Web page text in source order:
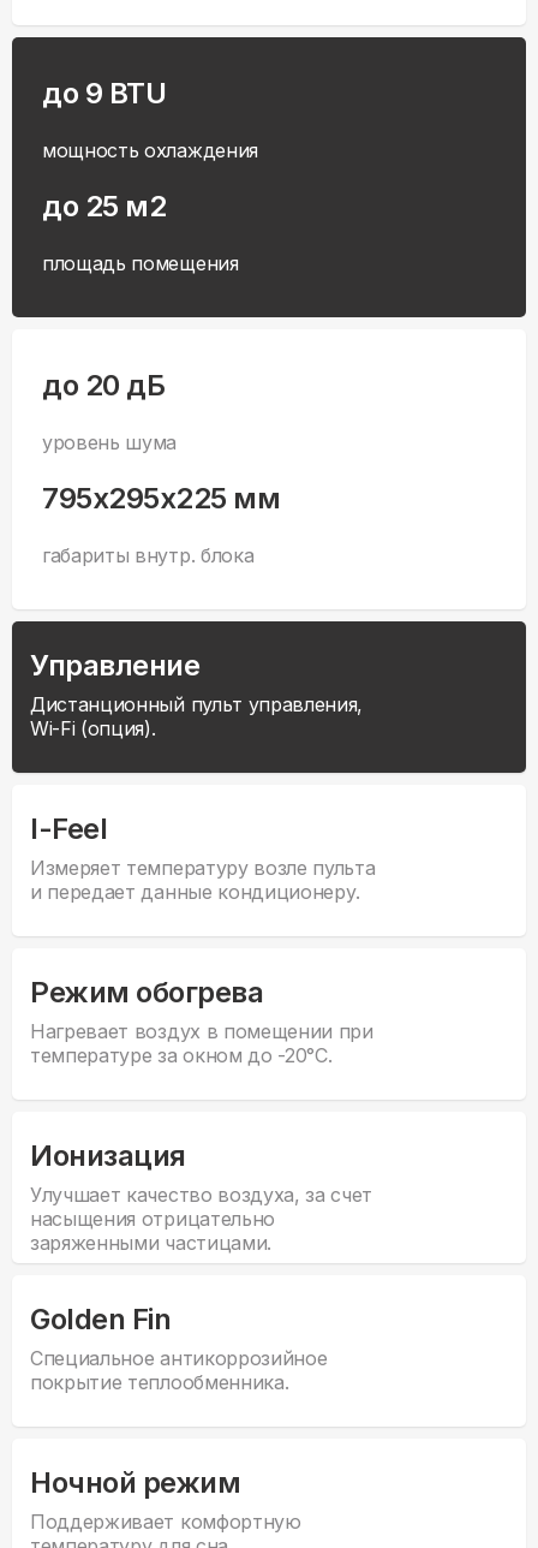
до 9 BTU
мощность охлаждения
до 25 м2
площадь помещения
до 20 дБ
уровень шума
795x295x225 мм
габариты внутр. блока
Управление
Дистанционный пульт управления,
Wi-Fi (опция).
I-Feel
Измеряет температуру возле пульта
и передает данные кондиционеру.
Режим обогрева
Нагревает воздух в помещении при
температуре за окном до -20°С.
Ионизация
Улучшает качество воздуха, за счет
насыщения отрицательно
заряженными частицами.
Golden Fin
Специальное антикоррозийное
покрытие теплообменника.
Ночной режим
Поддерживает комфортную